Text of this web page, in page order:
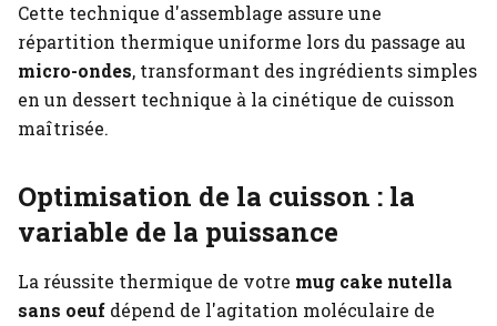
Cette technique d'assemblage assure une
répartition thermique uniforme lors du passage au
micro-ondes, transformant des ingrédients simples
en un dessert technique à la cinétique de cuisson
maîtrisée.
Optimisation de la cuisson : la
variable de la puissance
La réussite thermique de votre mug cake nutella
sans oeuf dépend de l'agitation moléculaire de